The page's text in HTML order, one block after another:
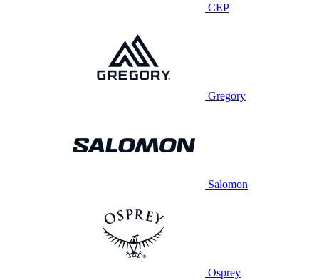
CEP
Gregory
Salomon
Osprey